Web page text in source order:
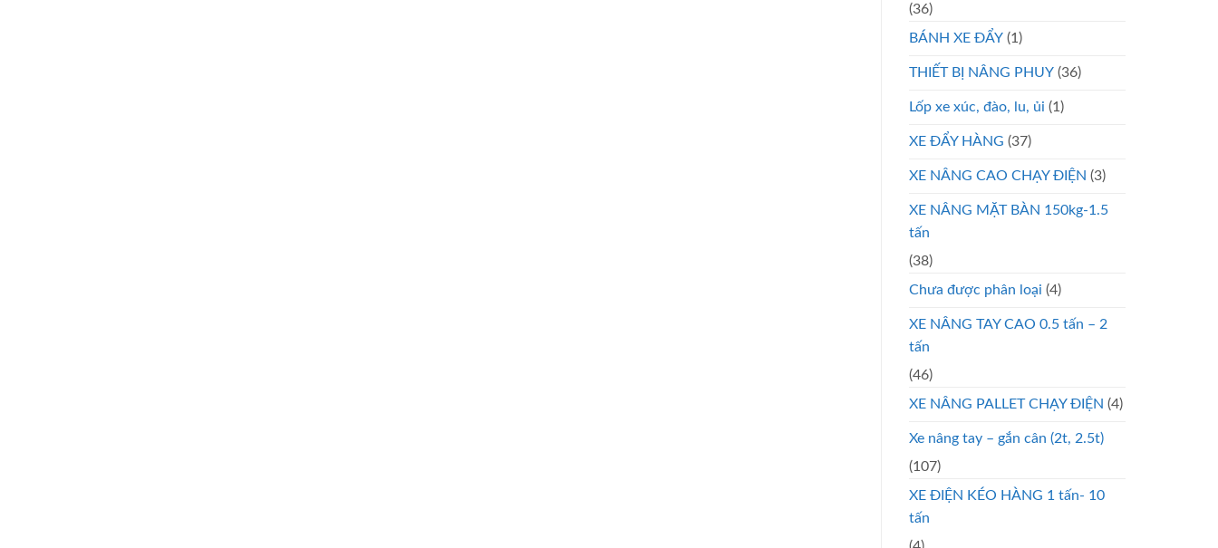
(36)
BÁNH XE ĐẨY (1)
THIẾT BỊ NÂNG PHUY (36)
Lốp xe xúc, đào, lu, ủi (1)
XE ĐẨY HÀNG (37)
XE NÂNG CAO CHẠY ĐIỆN (3)
XE NÂNG MẶT BÀN 150kg-1.5
tấn
(38)
Chưa được phân loại (4)
XE NÂNG TAY CAO 0.5 tấn – 2
tấn
(46)
XE NÂNG PALLET CHẠY ĐIỆN (4)
Xe nâng tay – gắn cân (2t, 2.5t)
(107)
XE ĐIỆN KÉO HÀNG 1 tấn- 10
tấn